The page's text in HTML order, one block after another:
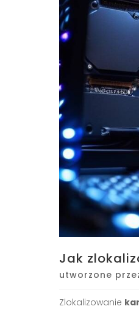
Jak
utworzone
Zlokalizowanie